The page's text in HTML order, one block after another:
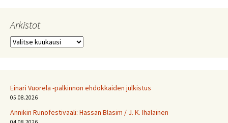
Arkistot
Arkistot
Einari Vuorela -palkinnon ehdokkaiden julkistus
05.08.2026
Annikin Runofestivaali: Has­san Bla­sim / J. K. Ihalainen